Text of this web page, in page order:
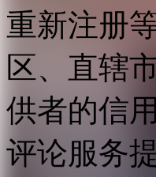
重新注册
区、直辖
供者的信
评论服务